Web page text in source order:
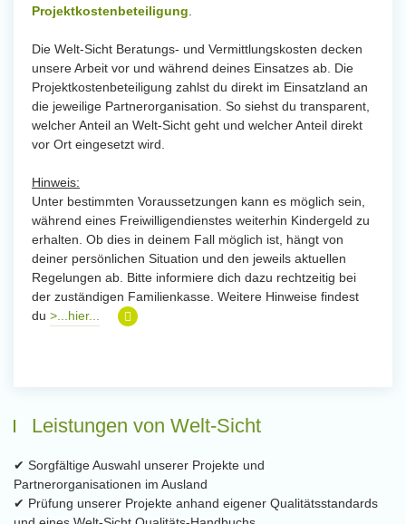
Projektkostenbeteiligung
Die Welt-Sicht Beratungs- und Vermittlungskosten decken
unsere Arbeit vor und während deines Einsatzes ab. Die
Projektkostenbeteiligung zahlst du direkt im Einsatzland an
die jeweilige Partnerorganisation. So siehst du transparent,
welcher Anteil an Welt-Sicht geht und welcher Anteil direkt
vor Ort eingesetzt wird.
Hinweis:
Unter bestimmten Voraussetzungen kann es möglich sein,
während eines Freiwilligendienstes weiterhin Kindergeld zu
erhalten. Ob dies in deinem Fall möglich ist, hängt von
deiner persönlichen Situation und den jeweils aktuellen
Regelungen ab. Bitte informiere dich dazu rechtzeitig bei
der zuständigen Familienkasse. Weitere Hinweise findest
du >...hier...
Leistungen von Welt-Sicht
✔ Sorgfältige Auswahl unserer Projekte und
Partnerorganisationen im Ausland
✔ Prüfung unserer Projekte anhand eigener Qualitätsstandards